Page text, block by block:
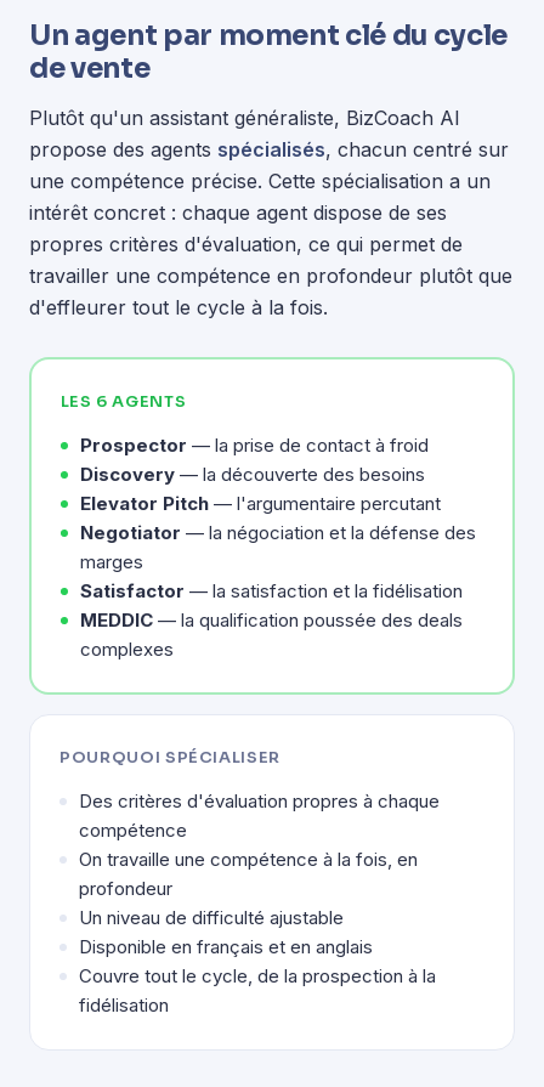
Un agent par moment clé du cycle
de vente
Plutôt qu'un assistant généraliste, BizCoach AI
propose des agents spécialisés, chacun centré sur
une compétence précise. Cette spécialisation a un
intérêt concret : chaque agent dispose de ses
propres critères d'évaluation, ce qui permet de
travailler une compétence en profondeur plutôt que
d'effleurer tout le cycle à la fois.
LES 6 AGENTS
Prospector — la prise de contact à froid
Discovery— la découverte des besoins
Elevator Pitch— l'argumentaire percutant
Negotiator — la négociation et la défense des
marges
Satisfactor — la satisfaction et la fidélisation
MEDDIC— la qualification poussée des deals
complexes
POURQUOI SPÉCIALISER
Des critères d'évaluation propres à chaque
compétence
On travaille une compétence à la fois, en
profondeur
Un niveau de difficulté ajustable
Disponible en français et en anglais
Couvre tout le cycle, de la prospection à la
fidélisation